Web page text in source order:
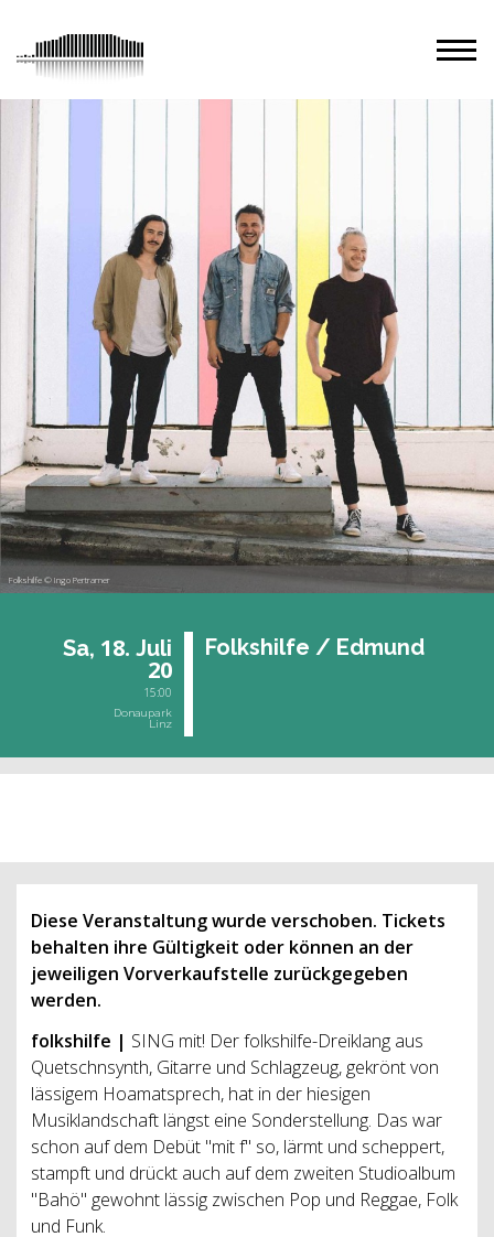
Folkshilfe © Ingo Pertramer
Sa, 18. Juli
20
15:00
Donaupark
Linz
Folk­s­hil­fe / Ed­mund
Diese Veranstaltung wurde verschoben. Tickets
behalten ihre Gültigkeit oder können an der
jeweiligen Vorverkaufstelle zurückgegeben
werden.
folkshilfe | SING mit! Der folkshilfe-Dreiklang aus
Quetschnsynth, Gitarre und Schlagzeug, gekrönt von
lässigem Hoamatsprech, hat in der hiesigen
Musiklandschaft längst eine Sonderstellung. Das war
schon auf dem Debüt "mit f" so, lärmt und scheppert,
stampft und drückt auch auf dem zweiten Studioalbum
"Bahö" gewohnt lässig zwischen Pop und Reggae, Folk
und Funk.